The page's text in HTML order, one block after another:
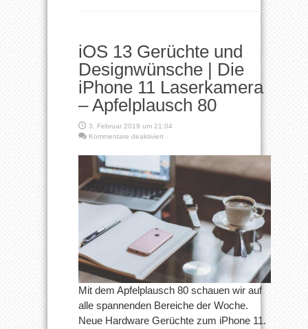
iOS 13 Gerüchte und
Designwünsche | Die
iPhone 11 Laserkamera
– Apfelplausch 80
3. Februar 2019 um 21:04
Kommentare deaktiviertfür
13
Gerüchte
und
Designwünsche
| Die
iPhone
11
Laserkamera
–
Apfelplausch
80
Mit dem Apfelplausch 80 schauen wir auf
alle spannenden Bereiche der Woche.
Neue Hardware Gerüchte zum iPhone 11.